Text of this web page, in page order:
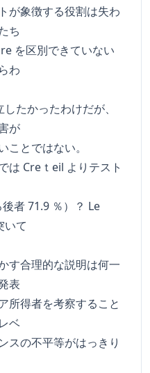
が象徴する役割は失わ
ち
を区別できていない
わ
たかったわけだが、
が
とではない。
は Creｔeil よりテスト
者 71.9 ％）？ Le
いて
す合理的な説明は何一
表
所得者を考察すること
ベ
スの不平等がはっきり